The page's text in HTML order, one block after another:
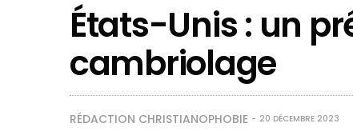
États-Unis : un
cambriolage
RÉDACTION CHRISTIANOPHOBIE 20 DÉCEMBRE 2023